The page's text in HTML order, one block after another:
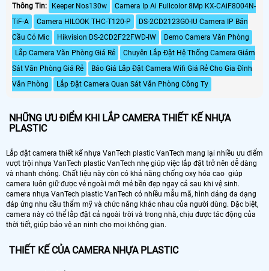
Thông Tin: Keeper Nos130w
Camera Ip Ai Fullcolor 8Mp KX-CAiF8004N-
TiF-A
Camera HILOOK THC-T120-P
DS-2CD2123G0-IU Camera IP Bán
Cầu Có Mic
Hikvision DS-2CD2F22FWD-IW
Demo Camera Văn Phòng
Lắp Camera Văn Phòng Giá Rẻ
Chuyên Lắp Đặt Hệ Thống Camera Giám
Sát Văn Phòng Giá Rẻ
Báo Giá Lắp Đặt Camera Wifi Giá Rẻ Cho Gia Đình
Văn Phòng
Lắp Đặt Camera Quan Sát Văn Phòng Công Ty
NHỮNG ƯU ĐIỂM KHI LẮP CAMERA THIẾT KẾ NHỰA
PLASTIC
Lắp đặt camera thiết kế nhựa VanTech plastic VanTech mang lại nhiều ưu điểm
vượt trội nhựa VanTech plastic VanTech nhẹ giúp việc lắp đặt trở nên dễ dàng
và nhanh chóng. Chất liệu này còn có khả năng chống oxy hóa cao giúp
camera luôn giữ được vẻ ngoài mới mẻ bền đẹp ngay cả sau khi vệ sinh.
camera nhựa VanTech plastic VanTech có nhiều mẫu mã, hình dáng đa dạng
đáp ứng nhu cầu thẩm mỹ và chức năng khác nhau của người dùng. Đặc biệt,
camera này có thể lắp đặt cả ngoài trời và trong nhà, chịu được tác động của
thời tiết, giúp bảo vệ an ninh cho mọi không gian.
THIẾT KẾ CỦA CAMERA NHỰA PLASTIC